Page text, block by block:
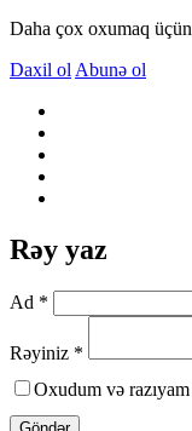
Daha çox oxumaq
Daxil ol Abunə ol
Rəy yaz
Ad *
Rəyiniz *
Oxudum və razıyam